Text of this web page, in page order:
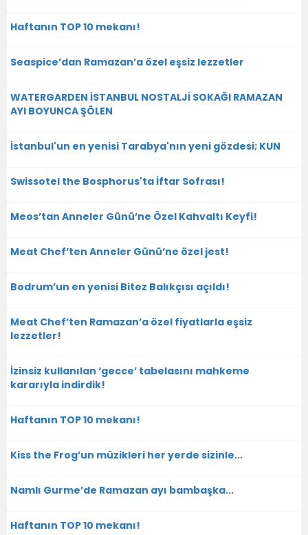
Haftanın TOP 10 mekanı!
Seaspice’dan Ramazan’a özel eşsiz lezzetler
WATERGARDEN İSTANBUL NOSTALJİ SOKAĞI RAMAZAN
AYI BOYUNCA ŞÖLEN
İstanbul'un en yenisi Tarabya'nın yeni gözdesi; KUN
Swissotel the Bosphorus'ta İftar Sofrası!
Meos’tan Anneler Günü’ne Özel Kahvaltı Keyfi!
Meat Chef’ten Anneler Günü’ne özel jest!
Bodrum’un en yenisi Bitez Balıkçısı açıldı!
Meat Chef’ten Ramazan’a özel fiyatlarla eşsiz
lezzetler!
İzinsiz kullanılan ‘gecce’ tabelasını mahkeme
kararıyla indirdik!
Haftanın TOP 10 mekanı!
Kiss the Frog’un müzikleri her yerde sizinle...
Namlı Gurme’de Ramazan ayı bambaşka...
Haftanın TOP 10 mekanı!